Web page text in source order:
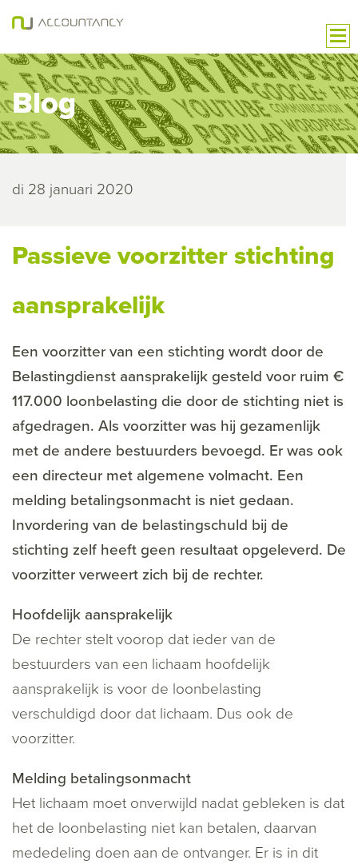
Blog
di 28 januari 2020
Passieve voorzitter stichting
aansprakelijk
Een voorzitter van een stichting wordt door de
Belastingdienst aansprakelijk gesteld voor ruim €
117.000 loonbelasting die door de stichting niet is
afgedragen. Als voorzitter was hij gezamenlijk
met de andere bestuurders bevoegd. Er was ook
een directeur met algemene volmacht. Een
melding betalingsonmacht is niet gedaan.
Invordering van de belastingschuld bij de
stichting zelf heeft geen resultaat opgeleverd. De
voorzitter verweert zich bij de rechter.
Hoofdelijk aansprakelijk
De rechter stelt voorop dat ieder van de
bestuurders van een lichaam hoofdelijk
aansprakelijk is voor de loonbelasting
verschuldigd door dat lichaam. Dus ook de
voorzitter.
Melding betalingsonmacht
Het lichaam moet onverwijld nadat gebleken is dat
het de loonbelasting niet kan betalen, daarvan
mededeling doen aan de ontvanger. Er is in dit